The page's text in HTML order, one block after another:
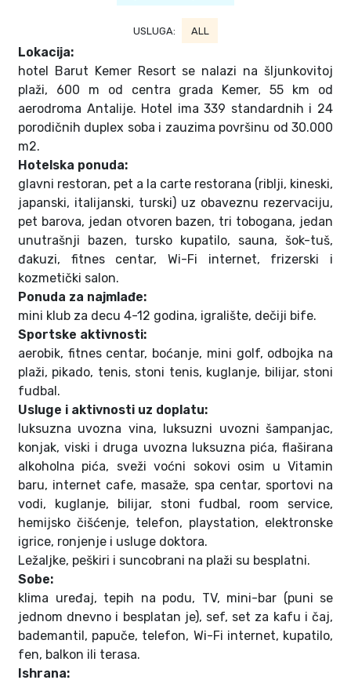
USLUGA: ALL
Lokacija:
hotel Barut Kemer Resort se nalazi na šljunkovitoj
plaži, 600 m od centra grada Kemer, 55 km od
aerodroma Antalije. Hotel ima 339 standardnih i 24
porodičnih duplex soba i zauzima površinu od 30.000
m2.
Hotelska ponuda:
glavni restoran, pet a la carte restorana (riblji, kineski,
japanski, italijanski, turski) uz obaveznu rezervaciju,
pet barova, jedan otvoren bazen, tri tobogana, jedan
unutrašnji bazen, tursko kupatilo, sauna, šok-tuš,
đakuzi, fitnes centar, Wi-Fi internet, frizerski i
kozmetički salon.
Ponuda za najmlađe:
mini klub za decu 4-12 godina, igralište, dečiji bife.
Sportske aktivnosti:
aerobik, fitnes centar, boćanje, mini golf, odbojka na
plaži, pikado, tenis, stoni tenis, kuglanje, bilijar, stoni
fudbal.
Usluge i aktivnosti uz doplatu:
luksuzna uvozna vina, luksuzni uvozni šampanjac,
konjak, viski i druga uvozna luksuzna pića, flaširana
alkoholna pića, sveži voćni sokovi osim u Vitamin
baru, internet cafe, masaže, spa centar, sportovi na
vodi, kuglanje, bilijar, stoni fudbal, room service,
hemijsko čišćenje, telefon, playstation, elektronske
igrice, ronjenje i usluge doktora.
Ležaljke, peškiri i suncobrani na plaži su besplatni.
Sobe:
klima uređaj, tepih na podu, TV, mini-bar (puni se
jednom dnevno i besplatan je), sef, set za kafu i čaj,
bademantil, papuče, telefon, Wi-Fi internet, kupatilo,
fen, balkon ili terasa.
Ishrana: